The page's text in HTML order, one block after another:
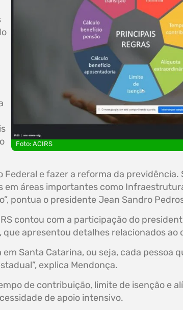
Foto: ACIRS
e fazer a reforma da
áreas importantes como
pontua o presidente Jean Sandro
contou com a participação do
que apresentou detalhes relacionados
Santa Catarina, ou seja, cada pessoa
explica Mendonça.
de contribuição, limite de isenção e
de apoio intensivo.